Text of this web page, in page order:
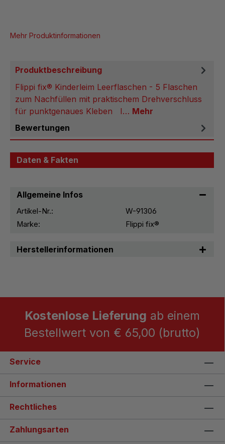
Mehr Produktinformationen
Produktbeschreibung
Flippi fix® Kinderleim Leerflaschen - 5 Flaschen
zum Nachfüllen mit praktischem Drehverschluss
für punktgenaues Kleben I… Mehr
Bewertungen
Daten & Fakten
Allgemeine Infos
Artikel-Nr.:
W-91306
Marke:
Flippi fix®
Herstellerinformationen
Kostenlose Lieferung ab einem
Bestellwert von € 65,00 (brutto)
Service
Informationen
Rechtliches
Zahlungsarten